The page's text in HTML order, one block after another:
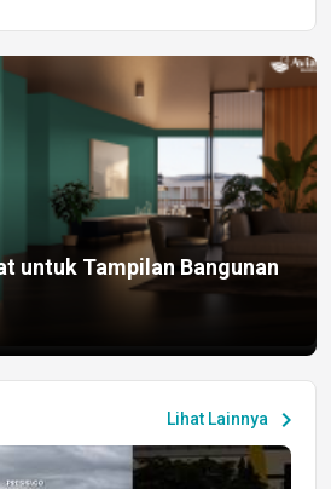
untuk Tampilan Bangunan
Lihat Lainnya chevron_right